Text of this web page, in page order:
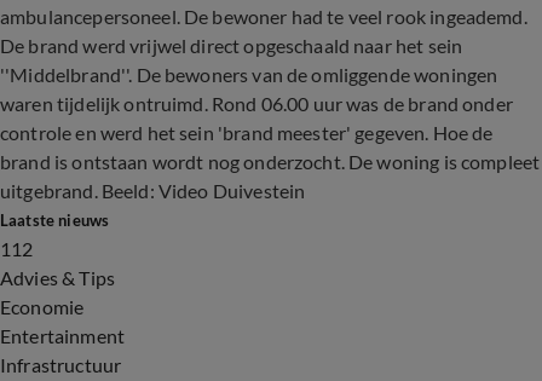
ambulancepersoneel. De bewoner had te veel rook ingeademd.
De brand werd vrijwel direct opgeschaald naar het sein
''Middelbrand''. De bewoners van de omliggende woningen
waren tijdelijk ontruimd. Rond 06.00 uur was de brand onder
controle en werd het sein 'brand meester' gegeven. Hoe de
brand is ontstaan wordt nog onderzocht. De woning is compleet
uitgebrand. Beeld: Video Duivestein
Laatste nieuws
112
Advies & Tips
Economie
Entertainment
Infrastructuur